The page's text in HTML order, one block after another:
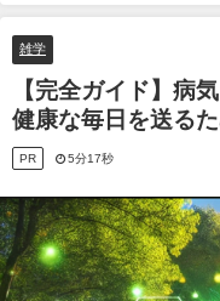
送るための秘訣
雑学
【完全ガイド】病
健康な毎日を送る
PR 5分17秒